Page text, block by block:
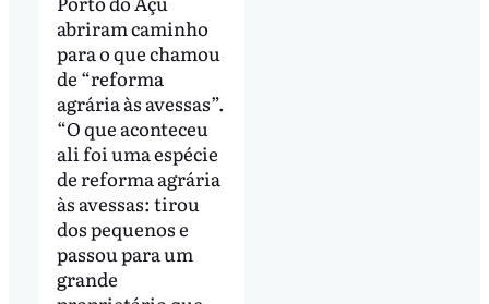
abriram caminho
para o que chamou
de “reforma
agrária às avessas”.
“O que aconteceu
ali foi uma espécie
de reforma agrária
às avessas: tirou
dos pequenos e
passou para um
grande